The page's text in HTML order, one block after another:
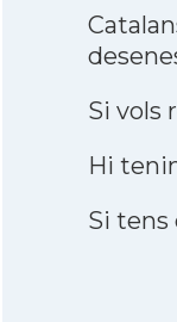
Si vols
Hi
Si tens